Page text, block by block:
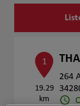
1
19.29
km
264